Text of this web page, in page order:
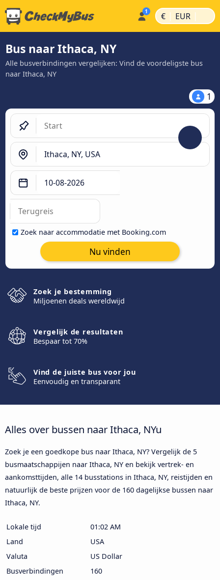
€ | EUR |
Bus naar Ithaca, NY
Alle busverbindingen vergelijken: Vind de voordeligste bus
naar Ithaca, NY
1
Zoek naar accommodatie met Booking.com
Nu vinden
Zoek je bestemming
Miljoenen deals wereldwijd
Vergelijk de resultaten
Bespaar tot 70%
Vind de juiste bus voor jou
Eenvoudig en transparant
Alles over bussen naar Ithaca, NYu
Zoek je een goedkope bus naar Ithaca, NY? Vergelijk de 5
busmaatschappijen naar Ithaca, NY en bekijk vertrek- en
aankomsttijden, alle 14 busstations in Ithaca, NY, reistijden en
natuurlijk de beste prijzen voor de 160 dagelijkse bussen naar
Ithaca, NY.
Lokale tijd
01:02 AM
Land
USA
Valuta
US Dollar
Busverbindingen
160